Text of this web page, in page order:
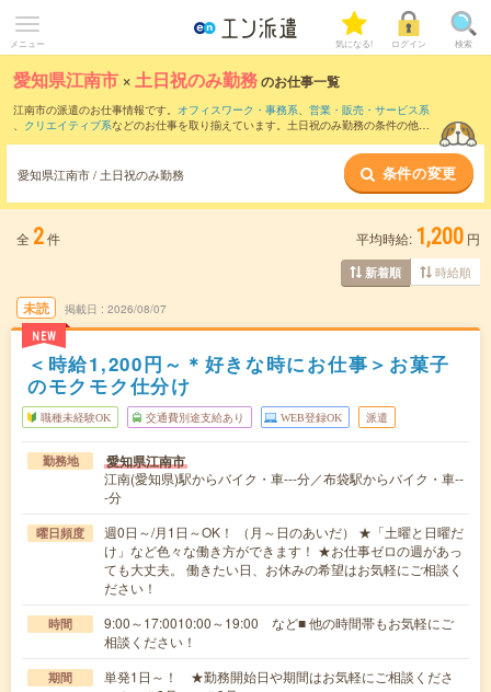
メニュー 気になる! ログイン 検索
愛知県江南市 ×土日祝のみ勤務のお仕事一覧
江南市の派遣のお仕事情報です。 オフィスワーク・事務系、 営業・販売・サービス系
、 クリエイティブ系などのお仕事を取り揃えています。土日祝のみ勤務の条件の他
愛知県江南市 / 土日祝のみ勤務 条件の変更
全 2件 平均時給: 1,200 円
新着順 時給順
未読
NEW
掲載日 2026/08/07
＜時給1,200円～＊好きな時にお仕事＞お菓子
のモクモク仕分け
職種未経験OK 交通費別途支給あり WEB登録OK 派遣
勤務地 愛知県江南市
江南(愛知県)駅からバイク・車---分／布袋駅からバイク・車--
-分
曜日頻度
週0日～/月1日～OK！ （月～日のあいだ） ★「土曜と日曜だ
け」など色々な働き方ができます！ ★お仕事ゼロの週があっ
ても大丈夫。 働きたい日、お休みの希望はお気軽にご相談く
ださい！
時間
9:00～17:0010:00～19:00 など■ 他の時間帯もお気軽にご
相談ください！
期間
単発1日～！ ★勤務開始日や期間はお気軽にご相談くださ